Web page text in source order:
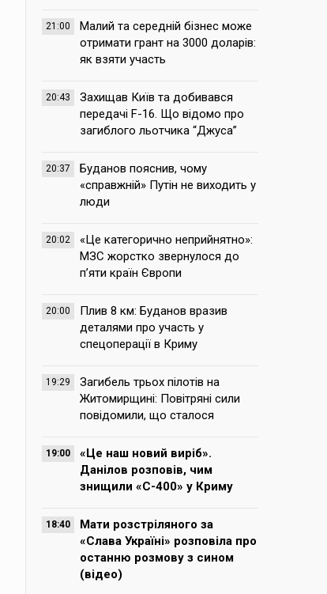
21:00
Малий та середній бізнес може
отримати грант на 3000 доларів:
як взяти участь
20:43
Захищав Київ та добивався
передачі F-16. Що відомо про
загиблого льотчика “Джуса”
20:37
Буданов пояснив, чому
«справжній» Путін не виходить у
люди
20:02
«Це категорично неприйнятно»:
МЗС жорстко звернулося до
п’яти країн Європи
20:00
Плив 8 км: Буданов вразив
деталями про участь у
спецоперації в Криму
19:29
Загибель трьох пілотів на
Житомирщині: Повітряні сили
повідомили, що сталося
19:00
«Це наш новий виріб».
Данілов розповів, чим
знищили «С-400» у Криму
18:40
Мати розстріляного за
«Слава Україні» розповіла про
останню розмову з сином
(відео)